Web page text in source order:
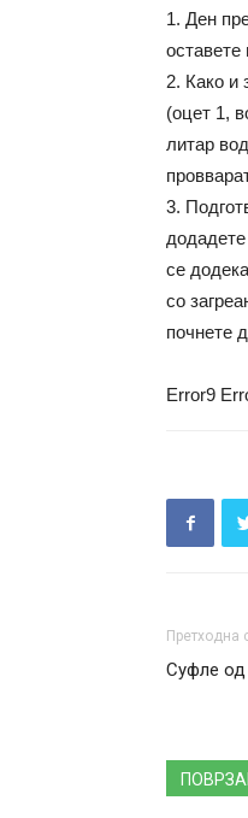
1. Ден
оставете
2. Како и
(оцет 1,
литар
3.
додадете
се
со
почнете
Error9
Претходна
Суфле